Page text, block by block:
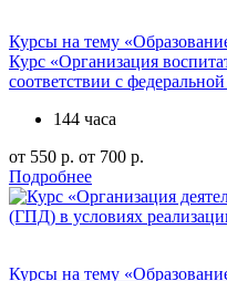
Курсы на тему
Курс «Организация
соответствии с
144 часа
от 550 р. от 700 р.
Подробнее
Курсы на тему